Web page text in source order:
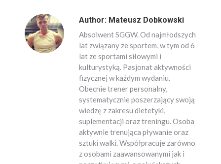
Author: Mateusz Dobkowski
Absolwent SGGW. Od najmłodszych
lat związany ze sportem, w tym od 6
lat ze sportami siłowymi i
kulturystyką. Pasjonat aktywności
fizycznej w każdym wydaniu.
Obecnie trener personalny,
systematycznie poszerzający swoją
wiedzę z zakresu dietetyki,
suplementacji oraz treningu. Osoba
aktywnie trenująca pływanie oraz
sztuki walki. Współpracuje zarówno
z osobami zaawansowanymi jak i